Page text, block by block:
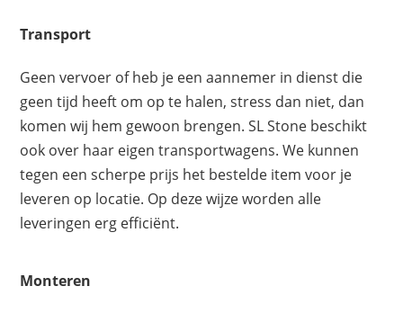
Transport
Geen vervoer of heb je een aannemer in dienst die
geen tijd heeft om op te halen, stress dan niet, dan
komen wij hem gewoon brengen. SL Stone beschikt
ook over haar eigen transportwagens. We kunnen
tegen een scherpe prijs het bestelde item voor je
leveren op locatie. Op deze wijze worden alle
leveringen erg efficiënt.
Monteren